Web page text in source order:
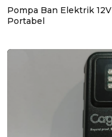
Pompa Ban Elektrik
Portabel